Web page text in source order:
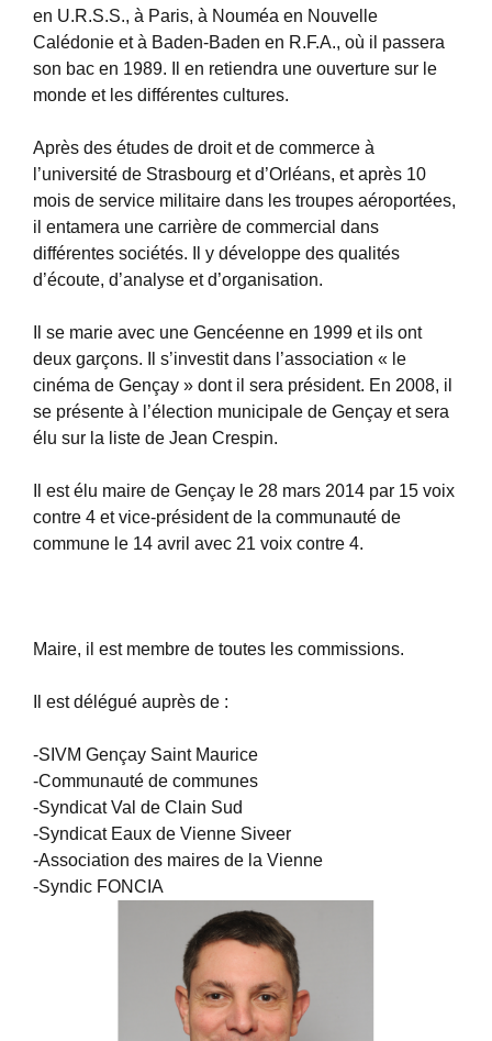
en U.R.S.S., à Paris, à Nouméa en Nouvelle
Calédonie et à Baden-Baden en R.F.A., où il passera
son bac en 1989. Il en retiendra une ouverture sur le
monde et les différentes cultures.
Après des études de droit et de commerce à
l’université de Strasbourg et d’Orléans, et après 10
mois de service militaire dans les troupes aéroportées,
il entamera une carrière de commercial dans
différentes sociétés. Il y développe des qualités
d’écoute, d’analyse et d’organisation.
Il se marie avec une Gencéenne en 1999 et ils ont
deux garçons. Il s’investit dans l’association « le
cinéma de Gençay » dont il sera président. En 2008, il
se présente à l’élection municipale de Gençay et sera
élu sur la liste de Jean Crespin.
Il est élu maire de Gençay le 28 mars 2014 par 15 voix
contre 4 et vice-président de la communauté de
commune le 14 avril avec 21 voix contre 4.
Maire, il est membre de toutes les commissions.
Il est délégué auprès de :
-SIVM Gençay Saint Maurice
-Communauté de communes
-Syndicat Val de Clain Sud
-Syndicat Eaux de Vienne Siveer
-Association des maires de la Vienne
-Syndic FONCIA